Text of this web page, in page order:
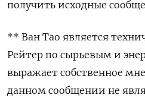
получить исходные
** Ван Тао является
Рейтер по сырьевым и
выражает собственное
данном сообщении не